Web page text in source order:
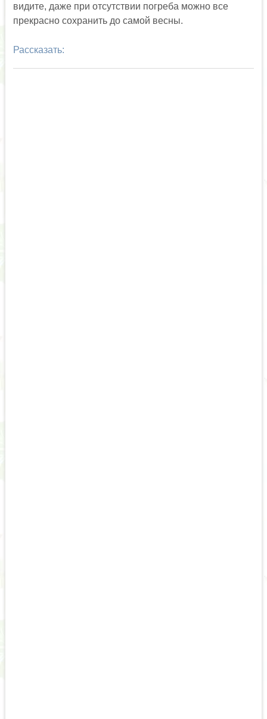
видите, даже при отсутствии погреба можно все
прекрасно сохранить до самой весны.
Рассказать: